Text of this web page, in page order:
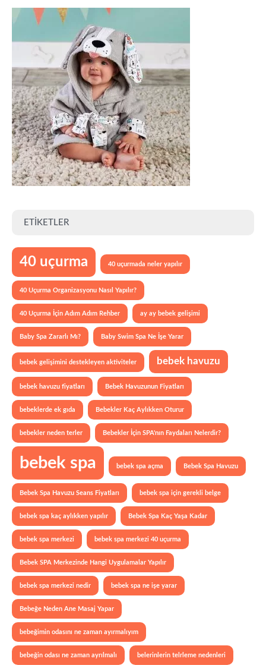
ETIKETLER
40 uçurma 40 uçurmada neler yapılır
40 Uçurma Organizasyonu Nasıl Yapılır?
40 Uçurma İçin Adım Adım Rehber ay ay bebek gelişimi
Baby Spa Zararlı Mı? Baby Swim Spa Ne İşe Yarar
bebek gelişimini destekleyen aktiviteler bebek havuzu
bebek havuzu fiyatları Bebek Havuzunun Fiyatları
bebeklerde ek gıda Bebekler Kaç Aylıkken Oturur
bebekler neden terler Bebekler İçin SPA'nın Faydaları Nelerdir?
bebek spa bebek spa açma Bebek Spa Havuzu
Bebek Spa Havuzu Seans Fiyatları bebek spa için gerekli belge
bebek spa kaç aylıkken yapılır Bebek Spa Kaç Yaşa Kadar
bebek spa merkezi bebek spa merkezi 40 uçurma
Bebek SPA Merkezinde Hangi Uygulamalar Yapılır
bebek spa merkezi nedir bebek spa ne işe yarar
Bebeğe Neden Ane Masaj Yapar
bebeğimin odasını ne zaman ayırmalıyım
bebeğin odası ne zaman ayrılmalı belerinlerin telrleme nedenleri